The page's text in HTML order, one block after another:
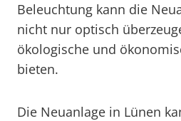
Beleuchtung kann die
nicht nur optisch
ökologische und
bieten.
Die Neuanlage in Lünen